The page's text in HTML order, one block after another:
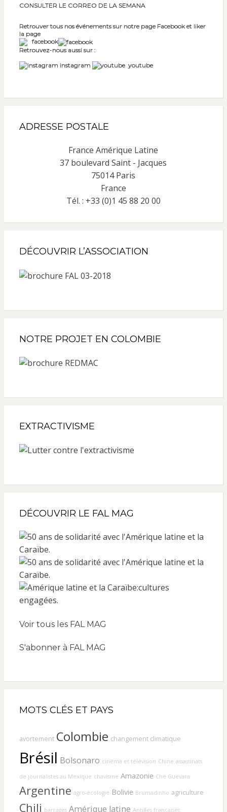
CONSULTER LE CORREO DE LA SEMANA
Retrouver tous nos événements sur notre page Facebook et liker
la page
facebook
Retrouvez-nous aussi sur :
instagram
youtube
ADRESSE POSTALE
France Amérique Latine
37 boulevard Saint - Jacques
75014 Paris
France
Tél. : +33 (0)1 45 88 20 00
DÉCOUVRIR L’ASSOCIATION
NOTRE PROJET EN COLOMBIE
EXTRACTIVISME
DÉCOUVRIR LE FAL MAG
Voir tous les FAL MAG
S'abonner à FAL MAG
MOTS CLÉS ET PAYS
avortement Colombie changement climatique
Brésil Bolsonaro cinéma et télévision Chine assassinats
de journalistes au Mexique chavisme Amazonie Che Guevara
Argentine agro-écologie Bolivie Brumadinho agriculture
Chili barrages Amérique latine Antilles françaises